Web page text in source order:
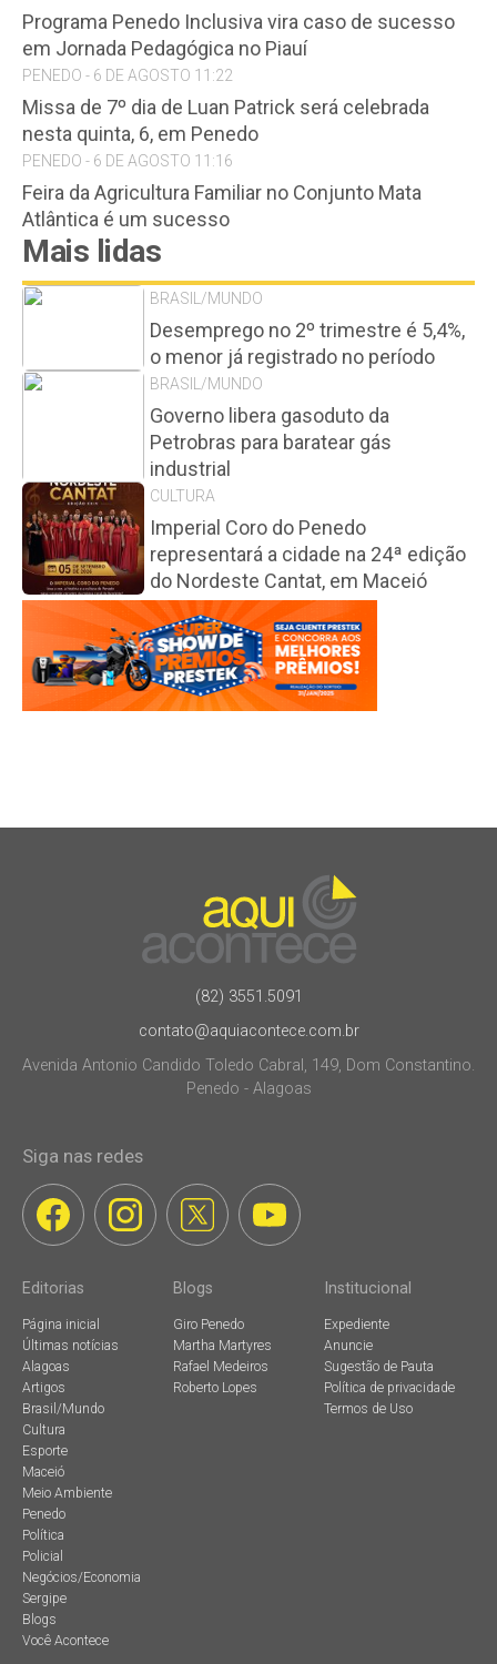
Programa Penedo Inclusiva vira caso de sucesso
em Jornada Pedagógica no Piauí
PENEDO - 6 DE AGOSTO 11:22
Missa de 7º dia de Luan Patrick será celebrada
nesta quinta, 6, em Penedo
PENEDO - 6 DE AGOSTO 11:16
Feira da Agricultura Familiar no Conjunto Mata
Atlântica é um sucesso
Mais lidas
BRASIL/MUNDO
Desemprego no 2º trimestre é 5,4%,
o menor já registrado no período
BRASIL/MUNDO
Governo libera gasoduto da
Petrobras para baratear gás
industrial
CULTURA
Imperial Coro do Penedo
representará a cidade na 24ª edição
do Nordeste Cantat, em Maceió
(82) 3551.5091
contato@aquiacontece.com.br
Avenida Antonio Candido Toledo Cabral, 149, Dom Constantino.
Penedo - Alagoas
Siga nas redes
Editorias
Página inicial
Últimas notícias
Alagoas
Artigos
Brasil/Mundo
Cultura
Esporte
Maceió
Meio Ambiente
Penedo
Política
Policial
Negócios/Economia
Sergipe
Blogs
Você Acontece
Blogs
Giro Penedo
Martha Martyres
Rafael Medeiros
Roberto Lopes
Institucional
Expediente
Anuncie
Sugestão de Pauta
Política de privacidade
Termos de Uso